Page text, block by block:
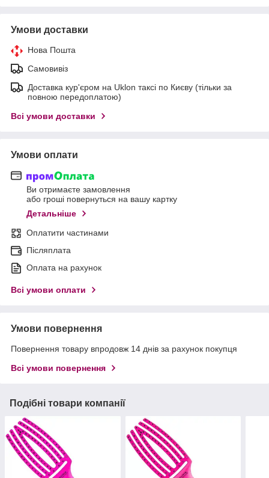
Умови доставки
Нова Пошта
Самовивіз
Доставка кур'єром на Uklon таксі по Києву (тільки за
повною передоплатою)
Всі умови доставки
Умови оплати
Ви отримаєте замовлення
або гроші повернуться на вашу картку
Детальніше
Оплатити частинами
Післяплата
Оплата на рахунок
Всі умови оплати
Умови повернення
Повернення товару впродовж 14 днів за рахунок покупця
Всі умови повернення
Подібні товари компанії